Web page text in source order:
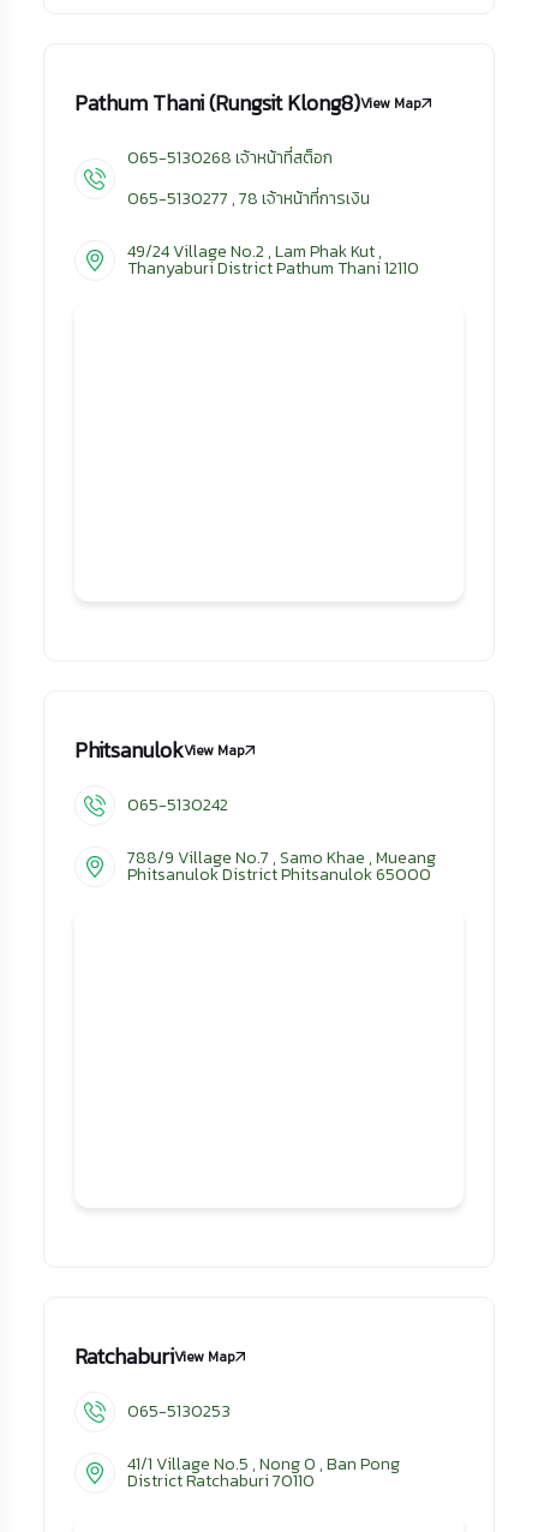
Pathum Thani (Rungsit Klong8)View Map
065-5130268 เจ้าหน้าที่สต็อก
065-5130277 , 78 เจ้าหน้าที่การเงิน
49/24 Village No.2 , Lam Phak Kut ,
Thanyaburi District Pathum Thani 12110
PhitsanulokView Map
065-5130242
788/9 Village No.7 , Samo Khae , Mueang
Phitsanulok District Phitsanulok 65000
RatchaburiView Map
065-5130253
41/1 Village No.5 , Nong O , Ban Pong
District Ratchaburi 70110